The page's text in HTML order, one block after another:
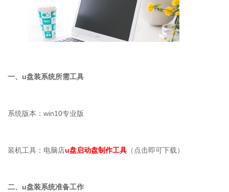
一、 u盘装系统所需工具
系统版本： win10专业版
装机工具：电脑店u盘启动盘制作工具 （点击即可下载）
二、 u盘装系统准备工作